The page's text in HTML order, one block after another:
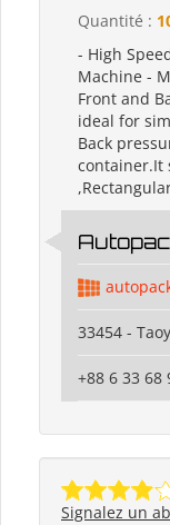
Quantité :
- High
Machine -
Front and
ideal for
Back
container.It
33454 -
+88 6 33 68
Signalez un